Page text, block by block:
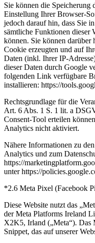
Sie können die Speicherung
Einstellung Ihrer Browser-
jedoch darauf hin, dass Sie
sämtliche Funktionen dieser
können. Sie können darüber
Cookie erzeugten und auf
Daten (inkl. Ihrer IP-
dieser Daten durch Google
folgenden Link verfügbare
installieren: https://
Rechtsgrundlage für die
Art. 6 Abs. 1 S. 1 lit. a
Consent-Tool erteilen
Analytics nicht aktiviert.
Nähere Informationen zu
Analytics und zum
https://
unter https://
*2.6 Meta Pixel (Facebook
Diese Website nutzt das
der Meta Platforms Ireland
X2K5, Irland („Meta“). Das
Snippet, das auf unserer